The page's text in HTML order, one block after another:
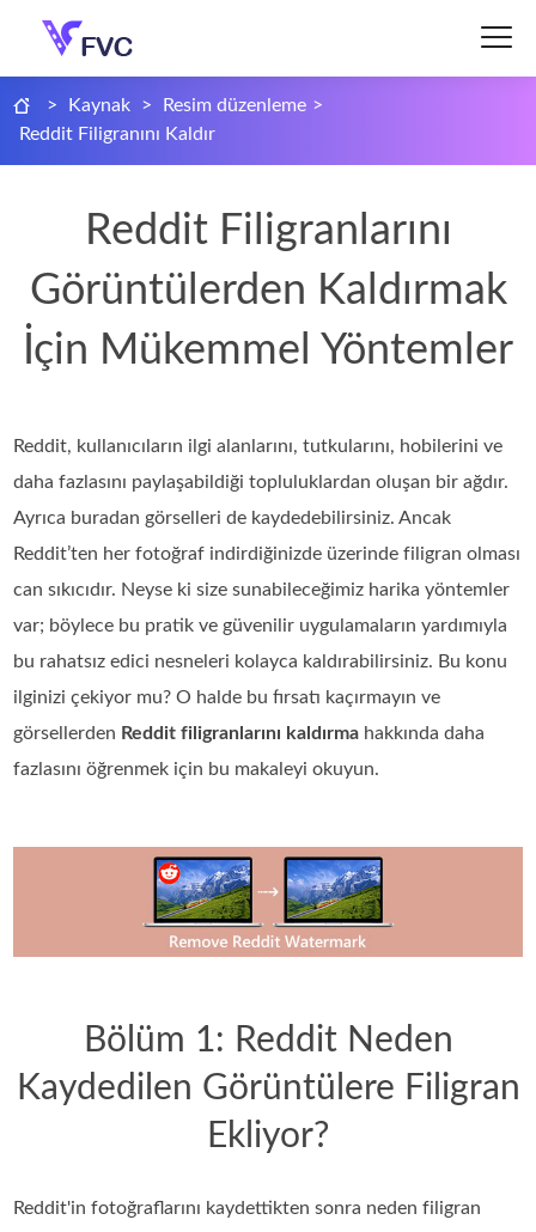
> Kaynak > Resim düzenleme >
Reddit Filigranını Kaldır
Reddit Filigranlarını
Görüntülerden Kaldırmak
İçin Mükemmel Yöntemler
Reddit, kullanıcıların ilgi alanlarını, tutkularını, hobilerini ve
daha fazlasını paylaşabildiği topluluklardan oluşan bir ağdır.
Ayrıca buradan görselleri de kaydedebilirsiniz. Ancak
Reddit’ten her fotoğraf indirdiğinizde üzerinde filigran olması
can sıkıcıdır. Neyse ki size sunabileceğimiz harika yöntemler
var; böylece bu pratik ve güvenilir uygulamaların yardımıyla
bu rahatsız edici nesneleri kolayca kaldırabilirsiniz. Bu konu
ilginizi çekiyor mu? O halde bu fırsatı kaçırmayın ve
görsellerden Reddit filigranlarını kaldırma hakkında daha
fazlasını öğrenmek için bu makaleyi okuyun.
Bölüm 1: Reddit Neden
Kaydedilen Görüntülere Filigran
Ekliyor?
Reddit'in fotoğraflarını kaydettikten sonra neden filigran